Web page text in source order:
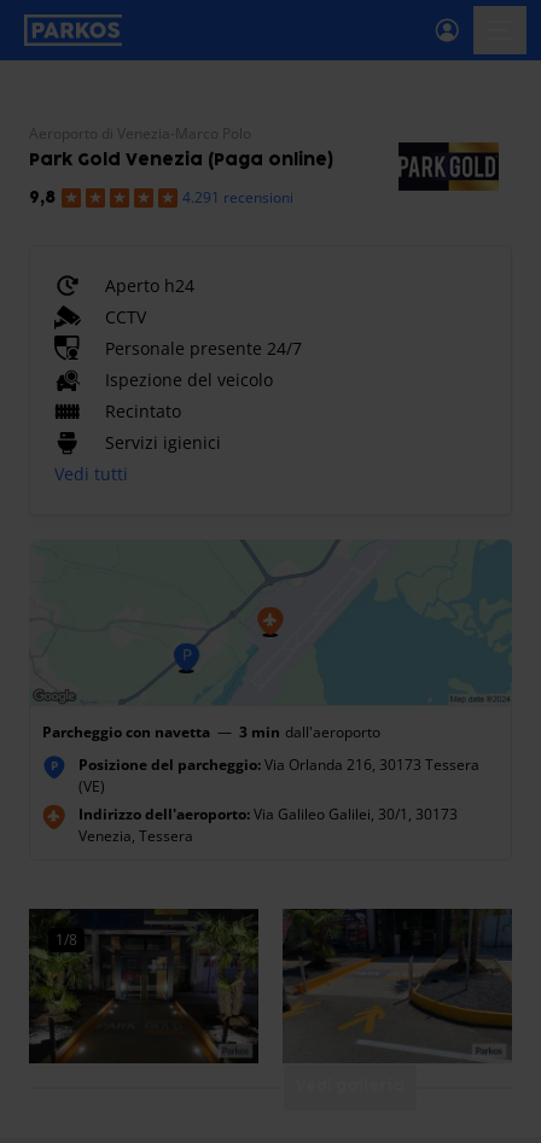
etichetta-navigazione-principale
Aeroporto di Venezia-Marco Polo
Park Gold Venezia (Paga online)
9,8 4.291 recensioni
Aperto h24
CCTV
Personale presente 24/7
Ispezione del veicolo
Recintato
Servizi igienici
Vedi tutti
Parcheggio con navetta — 3 min dall'aeroporto
P Posizione del parcheggio:Via Orlanda 216, 30173 Tessera
(VE)
Indirizzo dell'aeroporto:Via Galileo Galilei, 30/1, 30173
Venezia, Tessera
1/8